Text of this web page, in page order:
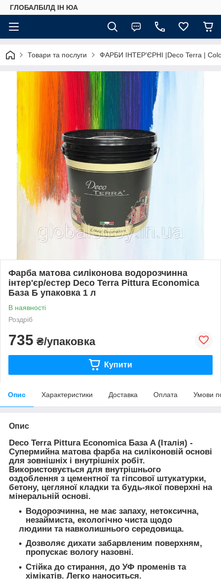
ГЛОБАЛБІЛД ІН ЮА
Товари та послуги ФАРБИ ІНТЕР'ЄРНІ |Deco Terra |
Фарба матова силіконова водорозчинна
інтер'єр/естер Deco Terra Pittura Economica
База Б упаковка 1 л
В наявності
Роздріб
735 ₴/упаковка
Купити
Опис Характеристики Доставка Оплата Умови
Опис
Deco Terra Pittura Economica База A (Італія) -
Супермийна матова фарба на силіконовій основі
для зовнішніх і внутрішніх робіт.
Використовується для внутрішнього
оздоблення з цементної та гіпсової штукатурки,
бетону, цегляної кладки та будь-якої поверхні на
мінеральній основі.
Водорозчинна, не має запаху, нетоксична,
незаймиста, екологічно чиста щодо
людини та навколишнього середовища.
Дозволяє дихати забарвленим поверхням,
пропускає вологу назовні.
Стійка до стирання, до УФ променів та
хімікатів. Легко наноситься.